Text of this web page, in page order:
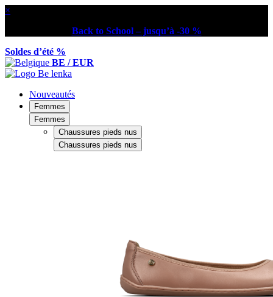
×
Back to School – jusqu’à -30 %
Soldes d’été %
BE / EUR
Nouveautés
Femmes
Femmes
Chaussures pieds nus
Chaussures pieds nus